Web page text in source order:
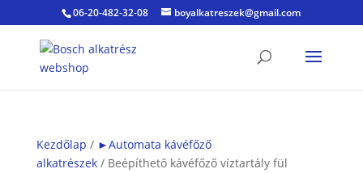
06-20-482-32-08 boyalkatreszek@gmail.com
Kezdőlap / ►Automata kávéfőző
alkatrészek/ Beépíthető kávéfőző víztartály fül